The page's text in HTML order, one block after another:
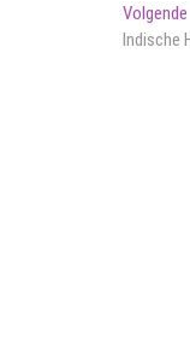
Volgende
Indische